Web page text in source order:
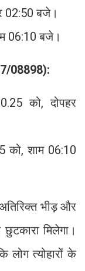
02:50 बजे।
06:10 बजे।
08898):
को, दोपहर
को, शाम 06:10
भीड़ और
मिलेगा।
लोग त्योहारों के